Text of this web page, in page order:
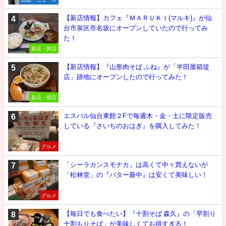
新店・閉店
【新店情報】カフェ『ＭＡＲＵＫＩ(マルキ)』が仙
台市泉区市名坂にオープンしていたので行ってみ
た！
新店・閉店
【新店情報】『山形肉そば ふね』が「半田屋箱堤
店」跡地にオープンしたので行ってみた！
グルメ
エスパル仙台東館２Fで毎週木・金・土に限定販売
している『さいちのおはぎ』を購入してみた！
グルメ
「シーラカンスモナカ」は高くて中々買えないが
「松林堂」の『バター最中』は安くて美味しい！
【毎日でも食べたい】『十割そば 森久』の「早割り
十割もりそば」が美味しくてお得すぎる！